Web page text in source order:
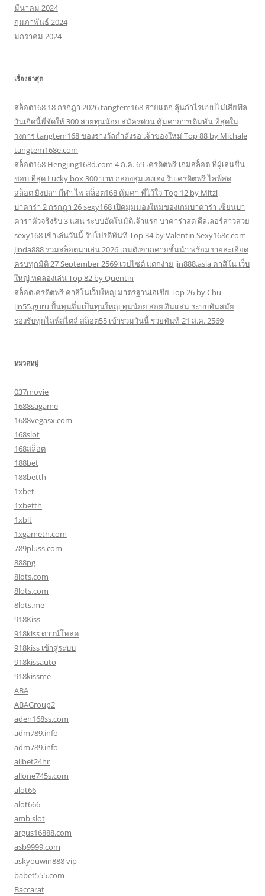
มีนาคม 2024
กุมภาพันธ์ 2024
มกราคม 2024
เรื่องล่าสุด
สล็อต168 18 กรกฎา 2026 tangtem168 สายแตก ลุ้นกำไรแบบไม่เสียฟีล
วันเกิดนี้พี่จัดให้ 300 สายทุนน้อย สมัครด่วน คุ้มค่าการเดิมพัน ที่สุดใน
วงการ tangtem168 ของรางวัลกำลังรอ เจ้าของใหม่ Top 88 by Michale
tangtem168e.com
สล็อต168 Hengjing168d.com 4 ก.ค. 69 เครดิตฟรี เกมสล็อต ที่ผู้เล่นชื่น
ชอบ ที่สุด Lucky box 300 บาท กล่องสุ่มเฮงเฮง รับเครดิตฟรี ไลฟ์สด
สล็อต ยิงปลา กีฬา ไพ่ สล็อต168 คุ้มค่า ที่ไว้ใจ Top 12 by Mitzi
บาคาร่า 2 กรกฎา 26 sexy168 เปิดมุมมองใหม่ของเกมบาคาร่า เซียนบา
คาร่าตัวจริงรับ 3 แสน ระบบอัตโนมัติเจ้าแรก บาคาร่าสด ดีลเลอร์สาวสวย
sexy168 เข้าเล่นวันนี้ รับโปรดีทันที Top 34 by Valentin Sexy168c.com
Jinda888 รวมสล็อตน่าเล่น 2026 เกมดังจากค่ายชั้นนำ พร้อมรายละเอียด
ครบทุกมิติ 27 September 2569 เวปไซต์ แตกง่าย jin888.asia คาสิโน เว็บ
ใหญ่ ทดลองเล่น Top 82 by Quentin
สล็อตเครดิตฟรี คาสิโนเว็บใหญ่ มาตรฐานเอเชีย Top 26 by Chu
jin55.guru ปั้นทุนจิ๋มเป็นทุนใหญ่ ทุนน้อย สอยเงินแสน ระบบทันสมัย
รองรับทุกไลฟ์สไตล์ สล็อต55 เข้าร่วมวันนี้ รวยทันที 21 ส.ค. 2569
หมวดหมู่
037movie
1688sagame
1688vegasx.com
168slot
168สล็อต
188bet
188betth
1xbet
1xbetth
1xbit
1xgameth.com
789pluss.com
888pg
8lots.com
8lots.com
8lots.me
918Kiss
918kiss ดาวน์โหลด
918kiss เข้าสู่ระบบ
918kissauto
918kissme
ABA
ABAGroup2
aden168ss.com
adm789.info
adm789.info
allbet24hr
allone745s.com
alot66
alot666
amb slot
argus16888.com
asb9999.com
askyouwin888 vip
babet555.com
Baccarat